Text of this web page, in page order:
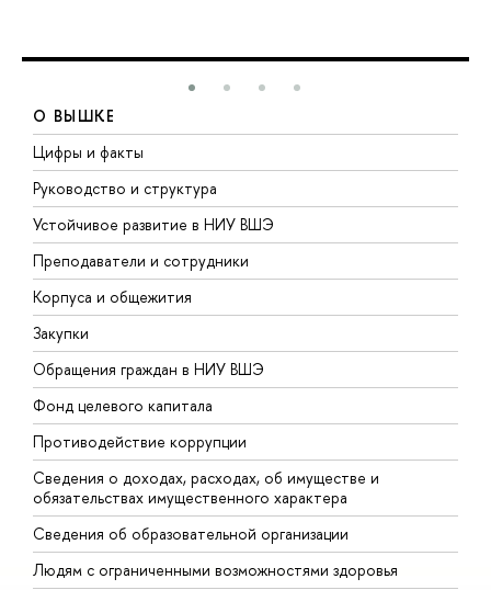
О ВЫШКЕ
Цифры и факты
Руководство и структура
Устойчивое развитие в НИУ ВШЭ
Преподаватели и сотрудники
Корпуса и общежития
Закупки
Обращения граждан в НИУ ВШЭ
Фонд целевого капитала
Противодействие коррупции
Сведения о доходах, расходах, об имуществе и
обязательствах имущественного характера
Сведения об образовательной организации
Людям с ограниченными возможностями здоровья